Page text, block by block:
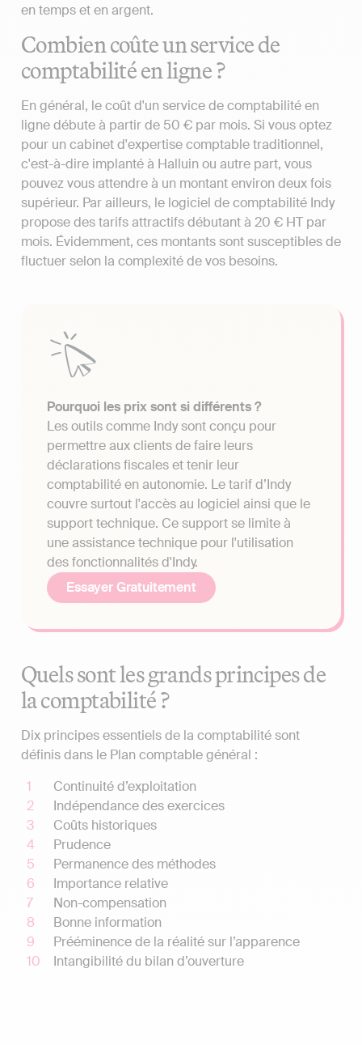
en temps et en argent.
Combien coûte un service de
comptabilité en ligne ?
En général, le coût d'un service de comptabilité en
ligne débute à partir de 50 € par mois. Si vous optez
pour un cabinet d'expertise comptable traditionnel,
c'est-à-dire implanté à Halluin ou autre part, vous
pouvez vous attendre à un montant environ deux fois
supérieur. Par ailleurs, le logiciel de comptabilité Indy
propose des tarifs attractifs débutant à 20 € HT par
mois. Évidemment, ces montants sont susceptibles de
fluctuer selon la complexité de vos besoins.
Pourquoi les prix sont si différents ?
Les outils comme Indy sont conçu pour
permettre aux clients de faire leurs
déclarations fiscales et tenir leur
comptabilité en autonomie. Le tarif d’Indy
couvre surtout l'accès au logiciel ainsi que le
support technique. Ce support se limite à
une assistance technique pour l'utilisation
des fonctionnalités d'Indy.
Essayer Gratuitement
Quels sont les grands principes de
la comptabilité ?
Dix principes essentiels de la comptabilité sont
définis dans le Plan comptable général :
Continuité d’exploitation
Indépendance des exercices
Coûts historiques
Prudence
Permanence des méthodes
Importance relative
Non-compensation
Bonne information
Prééminence de la réalité sur l’apparence
Intangibilité du bilan d’ouverture